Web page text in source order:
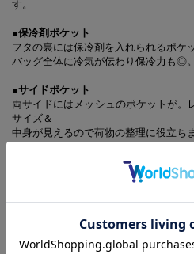
す。
●保冷剤ポケット
フタの裏には保冷剤を入れられるポケ
バッグ全体に冷気が伝わり保冷力も◎。
●サイドポケット
両サイドにはメッシュのポケットが。
サイズ＆
中身が見えるので荷物の整理に役立ちま
スマートフォンなど、細々したものを
荷物をさっと取り出したいときに便利
●ハンドルバンド付き
手持ち用のハンドルにはバンド付き